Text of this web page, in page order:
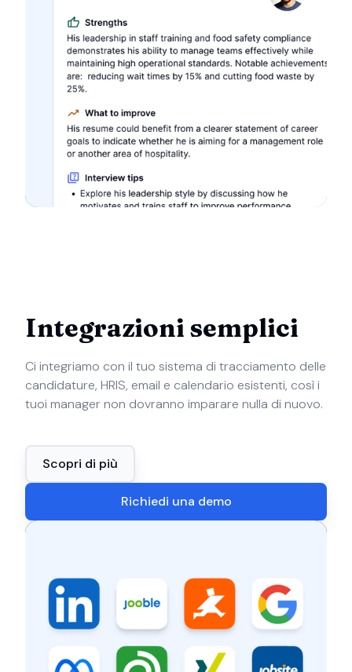
Integrazioni semplici
Ci integriamo con il tuo sistema di tracciamento delle
candidature, HRIS, email e calendario esistenti, così i
tuoi manager non dovranno imparare nulla di nuovo.
Scopri di più
Richiedi una demo